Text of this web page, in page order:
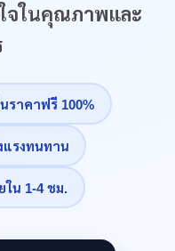
ใจในคุณภาพและ
ราคาฟรี 100%
แรงทนทาน
ใน 1-4 ชม.